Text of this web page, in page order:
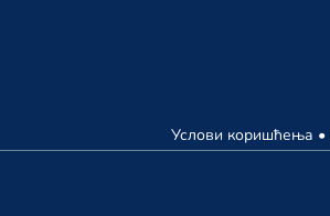
Услови коришћења •